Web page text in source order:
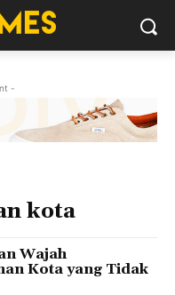
-
kota
Wajah
Kota yang Tidak